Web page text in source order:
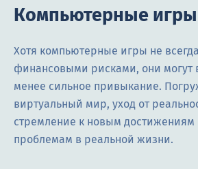
Компьютерные игры
Хотя компьютерные игры не
финансовыми рисками, они могут
менее сильное привыкание.
виртуальный мир, уход от
стремление к новым достижениям
проблемам в реальной жизни.